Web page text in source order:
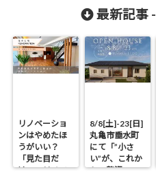
最新記事 -
リノベーショ
ンはやめたほ
うがいい？
「見た目だ
8/8[土]-23[日]
丸亀市垂水町
にて「”小さ
い”が、これか